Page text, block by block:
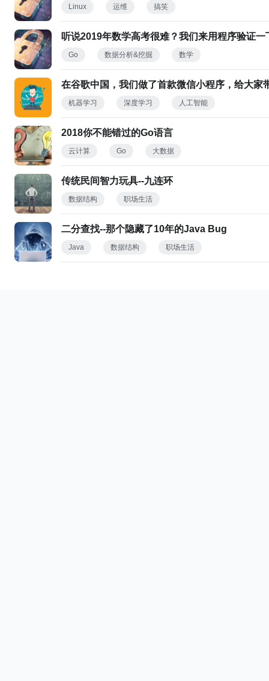
Linux 运维 搞笑
听说2019年数学高考很难？我们来用程序验证一
Go 数据分析&挖掘 数学
在谷歌中国，我们做了首款微信小程序，给大家
机器学习 深度学习 人工智能
2018你不能错过的Go语言
云计算 Go 大数据
传统民间智力玩具--九连环
数据结构 职场生活
二分查找--那个隐藏了10年的Java Bug
Java 数据结构 职场生活